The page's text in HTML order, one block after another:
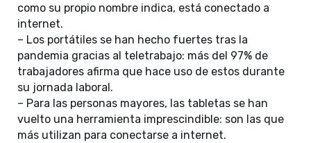
como su propio nombre indica, está conectado a
internet.
– Los portátiles se han hecho fuertes tras la
pandemia gracias al teletrabajo: más del 97% de
trabajadores afirma que hace uso de estos durante
su jornada laboral.
– Para las personas mayores, las tabletas se han
vuelto una herramienta imprescindible: son las que
más utilizan para conectarse a internet.